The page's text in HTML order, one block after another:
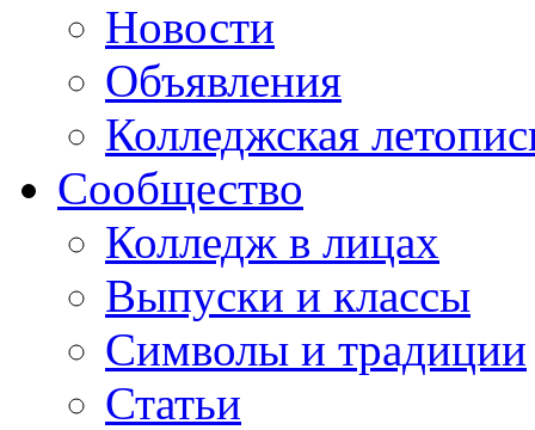
Новости
Объявления
Колледжская
Сообщество
Колледж в лицах
Выпуски и классы
Символы и традиции
Статьи